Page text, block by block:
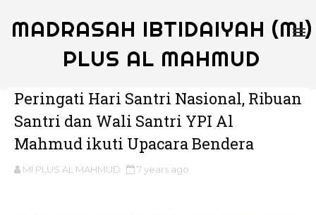
MADRASAH IBTIDAIYAH (MI)
PLUS AL MAHMUD
Peringati Hari Santri Nasional, Ribuan
Santri dan Wali Santri YPI Al
Mahmud ikuti Upacara Bendera
MI PLUS AL MAHMUD 7 years ago